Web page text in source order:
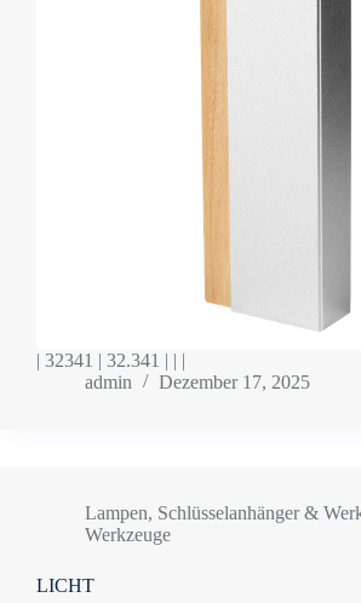
| 32341 | 32.341 | | |
admin
Dezember 17, 2025
Lampen, Schlüsselanhänger &
Werkzeuge
LICHT